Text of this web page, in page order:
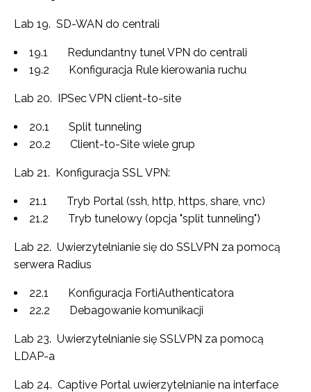
Lab 19. SD-WAN do centrali
19.1 Redundantny tunel VPN do centrali
19.2 Konfiguracja Rule kierowania ruchu
Lab 20. IPSec VPN client-to-site
20.1 Split tunneling
20.2 Client-to-Site wiele grup
Lab 21. Konfiguracja SSL VPN:
21.1 Tryb Portal (ssh, http, https, share, vnc)
21.2 Tryb tunelowy (opcja "split tunneling")
Lab 22. Uwierzytelnianie się do SSLVPN za pomocą
serwera Radius
22.1 Konfiguracja FortiAuthenticatora
22.2 Debagowanie komunikacji
Lab 23. Uwierzytelnianie się SSLVPN za pomocą
LDAP-a
Lab 24. Captive Portal uwierzytelnianie na interface